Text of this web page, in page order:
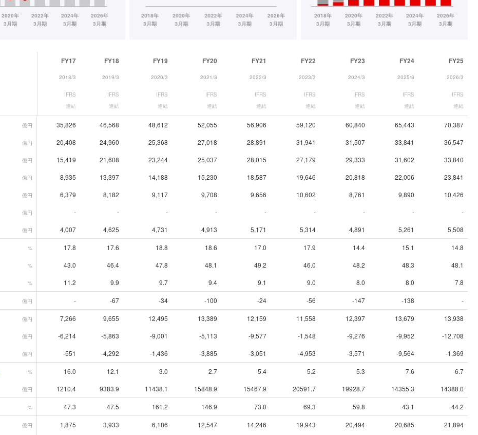
FY17 FY18 FY19 FY20 FY21 FY22 FY23 FY24 FY25
2018/3 2019/3 2020/3 2021/3 2022/3 2023/3 2024/3 2025/3 2026/3
IFRS
連結
IFRS
連結
IFRS
連結
IFRS
連結
IFRS
連結
IFRS
連結
IFRS
連結
IFRS
連結
IFRS
連結
億円 35,826 46,568 48,612 52,055 56,906 59,120 60,840 65,443 70,387
億円 20,408 24,960 25,368 27,018 28,891 31,941 31,507 33,841 36,547
億円 15,419 21,608 23,244 25,037 28,015 27,179 29,333 31,602 33,840
億円 8,935 13,397 14,188 15,230 18,587 19,646 20,818 22,006 23,841
億円 6,379 8,182 9,117 9,708 9,656 10,602 8,761 9,890 10,426
億円 - - - - - - - - -
億円 4,007 4,625 4,731 4,913 5,171 5,314 4,891 5,261 5,508
% 17.8 17.6 18.8 18.6 17.0 17.9 14.4 15.1 14.8
% 43.0 46.4 47.8 48.1 49.2 46.0 48.2 48.3 48.1
% 11.2 9.9 9.7 9.4 9.1 9.0 8.0 8.0 7.8
億円 - -67 -34 -100 -24 -56 -147 -138 -
億円 7,266 9,655 12,495 13,389 12,159 11,558 12,397 13,679 13,938
億円 -6,214 -5,863 -9,001 -5,113 -9,577 -1,548 -9,276 -9,952 -12,708
億円 -551 -4,292 -1,436 -3,885 -3,051 -4,953 -3,571 -9,564 -1,369
% 16.0 12.1 3.0 2.7 5.4 5.2 5.3 7.6 6.7
億円 1210.4 9383.9 11438.1 15848.9 15467.9 20591.7 19928.7 14355.3 14388.0
% 47.3 47.5 161.2 146.9 73.0 69.3 59.8 43.1 44.2
億円 1,875 3,933 6,186 12,547 14,246 19,943 20,494 20,685 21,894